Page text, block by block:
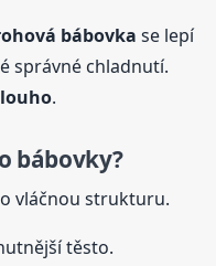
bábovka se lepí
správné chladnutí.
.
bábovky?
vláčnou strukturu.
těsto.